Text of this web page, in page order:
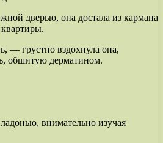
дверью, она достала из кармана
— грустно вздохнула она,
обшитую дерматином.
внимательно изучая